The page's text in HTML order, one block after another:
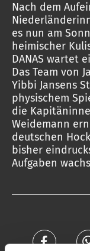
Nach dem
es nun am
heimischer
DANAS wartet
Das Team von
Yibbi Jansens
physischem
die
Weidemann
deutschen
bisher
Aufgaben